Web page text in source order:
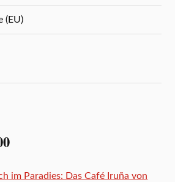
(EU)
im Paradies: Das Café Iruña von